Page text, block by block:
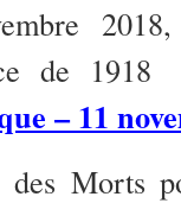
de
– 11
des Morts